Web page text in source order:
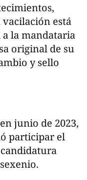
está
la mandataria
original de su
y sello
junio de 2023,
participar el